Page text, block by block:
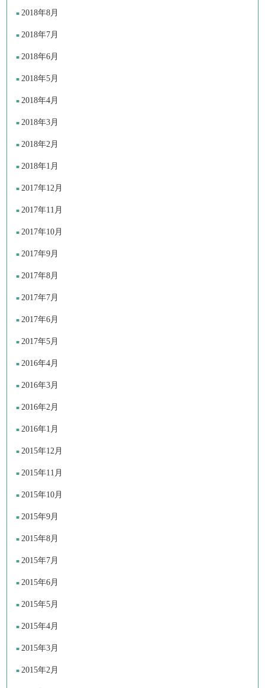
2018年8月
2018年7月
2018年6月
2018年5月
2018年4月
2018年3月
2018年2月
2018年1月
2017年12月
2017年11月
2017年10月
2017年9月
2017年8月
2017年7月
2017年6月
2017年5月
2016年4月
2016年3月
2016年2月
2016年1月
2015年12月
2015年11月
2015年10月
2015年9月
2015年8月
2015年7月
2015年6月
2015年5月
2015年4月
2015年3月
2015年2月